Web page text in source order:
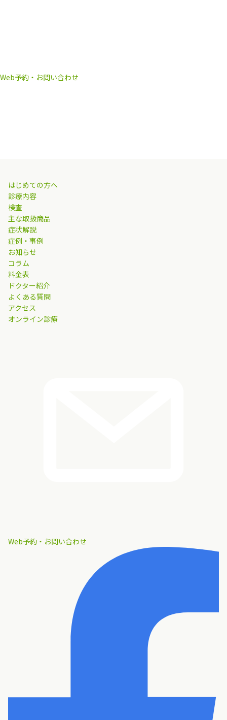
Web予約・お問い合わせ
はじめての方へ
診療内容
検査
主な取扱商品
症状解説
症例・事例
お知らせ
コラム
料金表
ドクター紹介
よくある質問
アクセス
オンライン診療
Web予約・お問い合わせ